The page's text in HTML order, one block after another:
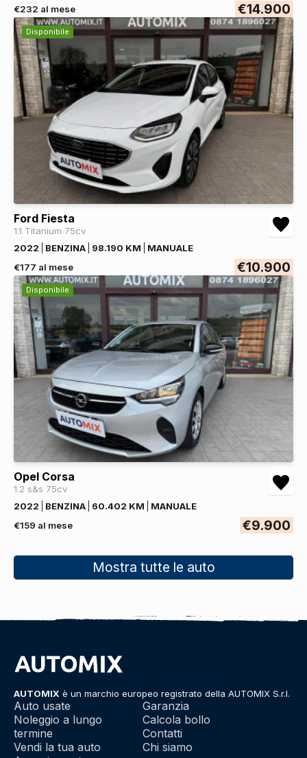
€232 al mese
€14.900
Disponibile
Ford Fiesta
1.1 Titanium 75cv
2022
BENZINA 98.190 KM
MANUALE
€177 al mese
€10.900
Disponibile
Opel Corsa
1.2 s&s 75cv
2022
BENZINA 60.402 KM
MANUALE
€159 al mese
€9.900
Mostra tutte le auto
AUTOMIX è un marchio europeo registrato della AUTOMIX S.r.l.
Auto usate
Noleggio a lungo
termine
Vendi la tua auto
Garanzia
Calcola bollo
Contatti
Chi siamo